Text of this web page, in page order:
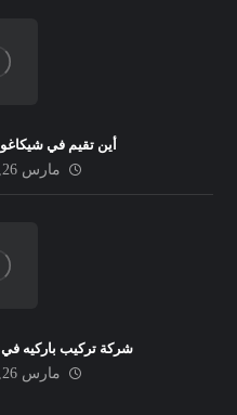
أين تقيم في
مارس 26, 2025
شركة تركيب باركيه في أم
مارس 26, 2025